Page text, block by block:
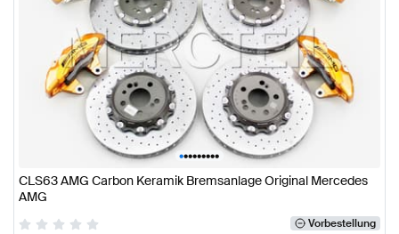
•••••••••
CLS63 AMG Carbon Keramik Bremsanlage Original Mercedes
AMG
Vorbestellung